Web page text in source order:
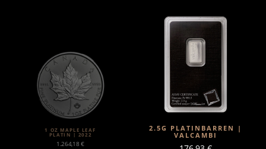
1 OZ MAPLE LEAF
PLATIN | 2022
1.264,18€
2.5G PLATINBARREN |
VALCAMBI